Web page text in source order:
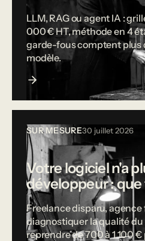
LLM, RAG ou agent IA :
000 € HT, méthode en 4
garde-fous comptent plus
modèle.
SUR MESURE30 juillet 2026
Votre logiciel n'a
développeur : que
Freelance disparu, agence
diagnostiquer la qualité du
reprendre de 700 à 1 100 €